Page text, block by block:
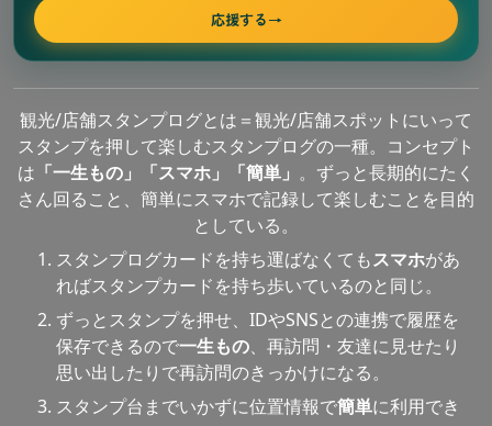
応援する→
観光/店舗スタンプログとは＝観光/店舗スポットにいって
スタンプを押して楽しむスタンプログの一種。コンセプト
は 「一生もの」「スマホ」「簡単」 。ずっと長期的にたく
さん回ること、簡単にスマホで記録して楽しむことを目的
としている。
スタンプログカードを持ち運ばなくてもスマホがあ
ればスタンプカードを持ち歩いているのと同じ。
ずっとスタンプを押せ、IDやSNSとの連携で履歴を
保存できるので一生もの、再訪問・友達に見せたり
思い出したりで再訪問のきっかけになる。
スタンプ台までいかずに位置情報で簡単に利用でき